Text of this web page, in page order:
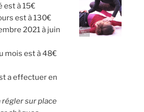
est à 15€
est à 130€
2021 à juin
mois est à 48€
a effectuer en
régler sur place